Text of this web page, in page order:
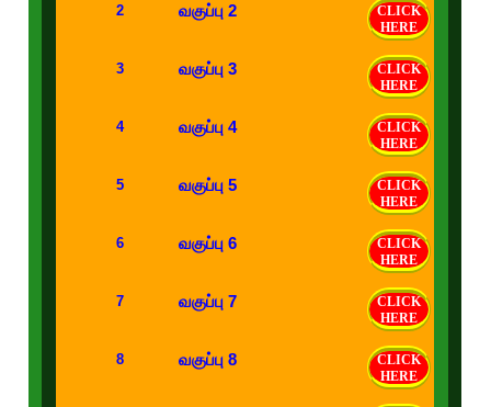
2 வகுப்பு 2
CLICK
HERE
3 வகுப்பு 3
CLICK
HERE
4 வகுப்பு 4
CLICK
HERE
5 வகுப்பு 5
CLICK
HERE
6 வகுப்பு 6
CLICK
HERE
7 வகுப்பு 7
CLICK
HERE
8 வகுப்பு 8
CLICK
HERE